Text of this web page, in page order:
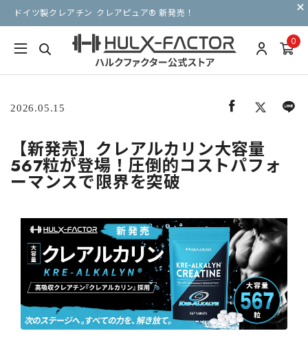
ドイツ製クレアチン クレアピュア® 新発売！
0
2026.05.15
【新発売】クレアルカリン大容量
567粒が登場！圧倒的コストパフォ
ーマンスで限界を突破